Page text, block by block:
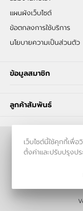
แผนผังเว็บไซต์
ข้อตกลงการใช้บริการ
นโยบายความเป็นส่วนตัว
ข้อมูลสมาชิก
ลูกค้าสัมพันธ์
เว็บไซต์นี้ใช้คุกกี้เพื่อ
ตั้งค่าและปรับปรุงป